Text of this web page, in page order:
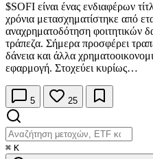
$SOFI είναι ένας ενδιαφέρων
χρόνια μετασχηματίστηκε από
αναχρηματοδότηση φοιτητικών
τράπεζα. Σήμερα προσφέρει
δάνεια και άλλα
εφαρμογή. Στοχεύει κυρίως…
5 25
⌘ K